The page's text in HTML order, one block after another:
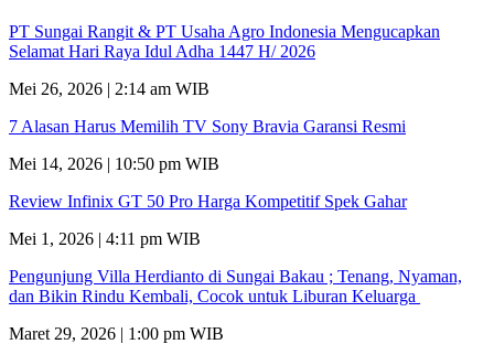
PT Sungai Rangit & PT Usaha Agro Indonesia Mengucapkan
Selamat Hari Raya Idul Adha 1447 H/ 2026
Mei 26, 2026 | 2:14 am WIB
7 Alasan Harus Memilih TV Sony Bravia Garansi Resmi
Mei 14, 2026 | 10:50 pm WIB
Review Infinix GT 50 Pro Harga Kompetitif Spek Gahar
Mei 1, 2026 | 4:11 pm WIB
Pengunjung Villa Herdianto di Sungai Bakau ; Tenang, Nyaman,
dan Bikin Rindu Kembali, Cocok untuk Liburan Keluarga
Maret 29, 2026 | 1:00 pm WIB